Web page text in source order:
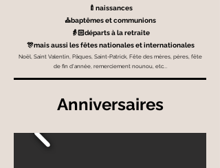
🍼naissances
⛪baptêmes et communions
👵🏻départs à la retraite
🎊mais aussi les fêtes nationales et internationales
Noël, Saint Valentin, Pâques, Saint-Patrick, Fête des mères, pères, fête
de fin d'année, remerciement nounou, etc...
Anniversaires